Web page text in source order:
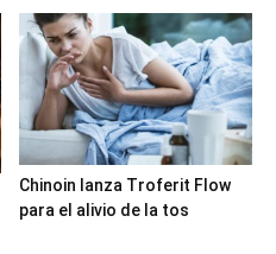
Chinoin lanza Troferit Flow
para el alivio de la tos